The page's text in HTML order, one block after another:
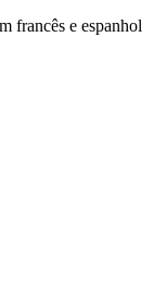
francês e espanhol